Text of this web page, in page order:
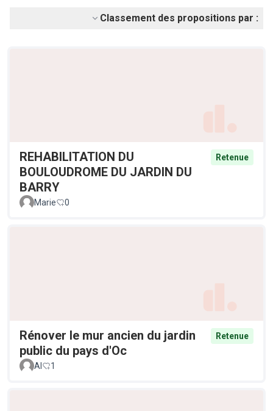
Classement des propositions par :
REHABILITATION DU
BOULOUDROME DU JARDIN DU
BARRY
Retenue
Marie 0
Rénover le mur ancien du jardin
public du pays d'Oc
Retenue
Al 1